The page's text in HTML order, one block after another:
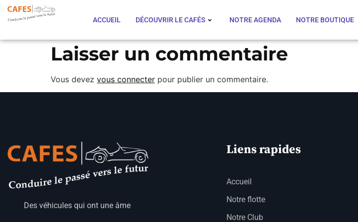
ACCUEIL DÉCOUVRIR LE CAFÉS NOTRE AGENDA NOTRE BOUTIQUE
Laisser un commentaire
Vous devez vous connecter pour publier un commentaire.
Des véhicules qui ont une âme
Liens rapides
Accueil
Notre flotte
Notre Club